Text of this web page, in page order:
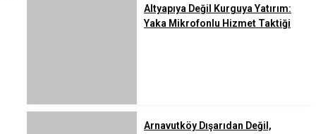
Altyapıya Değil Kurguya Yatırım:
Yaka Mikrofonlu Hizmet Taktiği
Arnavutköy Dışarıdan Değil,